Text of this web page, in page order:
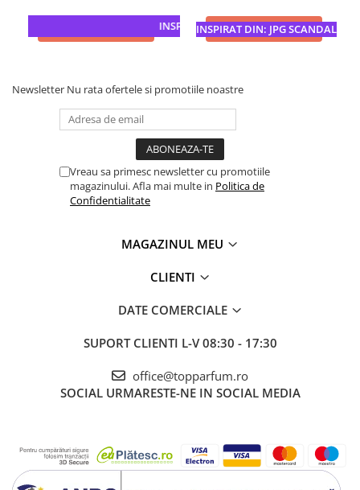
INSPIRATIE: TOM FORD TOBACCO VANILLE
INSPIRAT DIN: JPG SCANDAL
ADAUGA IN COS
Newsletter Nu rata ofertele si promotiile noastre
Vreau sa primesc newsletter cu promotiile
magazinului. Afla mai multe in Politica de
Confidentialitate
MAGAZINUL MEU
CLIENTI
DATE COMERCIALE
SUPORT CLIENTI L-V 08:30 - 17:30
office@topparfum.ro
SOCIAL URMARESTE-NE IN SOCIAL MEDIA